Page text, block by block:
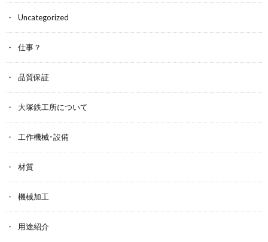
Uncategorized
仕事？
品質保証
大塚鉄工所について
工作機械･設備
材質
機械加工
用途紹介